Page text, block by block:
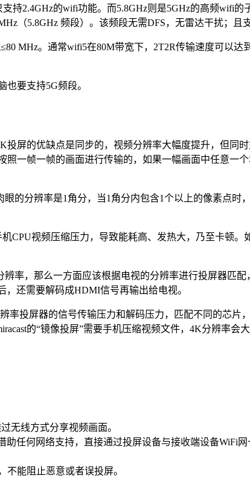
持2.4GHz的wifi功能。而5.8GHz则是5GHz的高频wifi的
（5.8GHz 频段）。该频段无需DFS，无雷达干扰；且
MHz。通常wifi5在80M带宽下，2T2R传输速度可以达
要支持5G频段。
屏的优缺点是同步的，视频分辨率大幅度提升，但同
一帧一帧的画面进行传输的，如果一幅画面中任意一
的分辨率是1角分，当1角分内包含1个以上的像素点时
CPU视频压缩压力，导致能耗高、发热大，乃至卡顿
率，那么一方面应该根据电视的分辨率进行投屏器匹
还需要解码成HDMI信号再输出给电视。
率投屏器的信号传输压力和解码压力，匹配不同的芯片
的“镜像投屏”需要手机压缩视频文件，4K分辨率会
无线方式分享视频画面。
何网络支持，直接通过投屏设备与接收端设备WiFi网
能阻止恶意或者误投屏。